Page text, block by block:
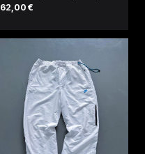
62,00 €